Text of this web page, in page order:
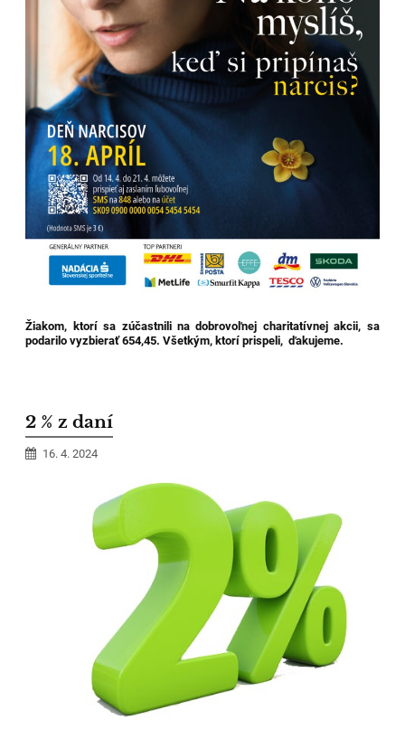
Žiakom, ktorí sa zúčastnili na dobrovoľnej charitatívnej akcii, sa
podarilo vyzbierať 654,45. Všetkým, ktorí prispeli, ďakujeme.
2 % z daní
16. 4. 2024